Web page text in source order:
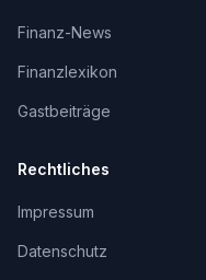
Finanz-News
Finanzlexikon
Gastbeiträge
Rechtliches
Impressum
Datenschutz